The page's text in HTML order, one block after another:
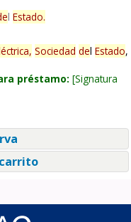
l Estado.
Sociedad del Estado,
préstamo: Signatura